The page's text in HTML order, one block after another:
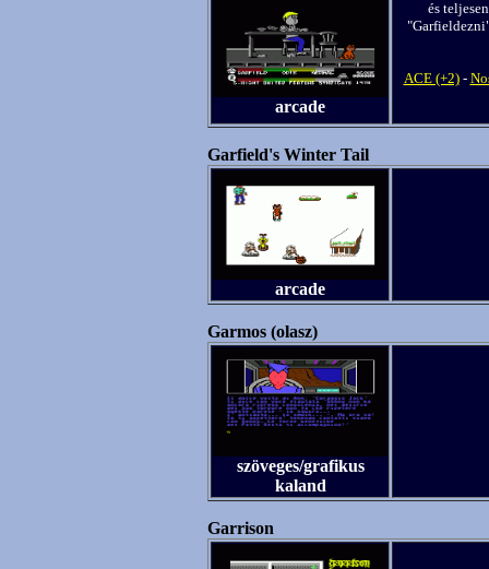
arcade
és
ACE (+2)-
Garfield's Winter Tail
arcade
Garmos (olasz)
szöveges/grafikus
kaland
Garrison